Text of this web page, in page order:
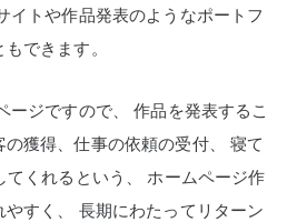
イトや作品発表のようなポートフ
できます。
ジですので、
作品を発表するこ
獲得、仕事の依頼の受付、
寝て
くれるという、
ホームページ作
すく、
長期にわたってリターン